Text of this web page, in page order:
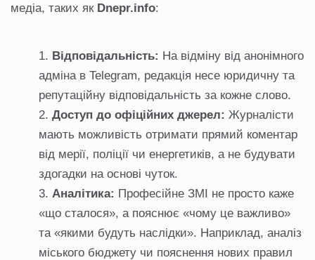
медіа, таких як Dnepr.info:
Відповідальність: На відміну від анонімного
адміна в Telegram, редакція несе юридичну та
репутаційну відповідальність за кожне слово.
Доступ до офіційних джерел: Журналісти
мають можливість отримати прямий коментар
від мерії, поліції чи енергетиків, а не будувати
здогадки на основі чуток.
Аналітика: Професійне ЗМІ не просто каже
«що сталося», а пояснює «чому це важливо»
та «якими будуть наслідки». Наприклад, аналіз
міського бюджету чи пояснення нових правил